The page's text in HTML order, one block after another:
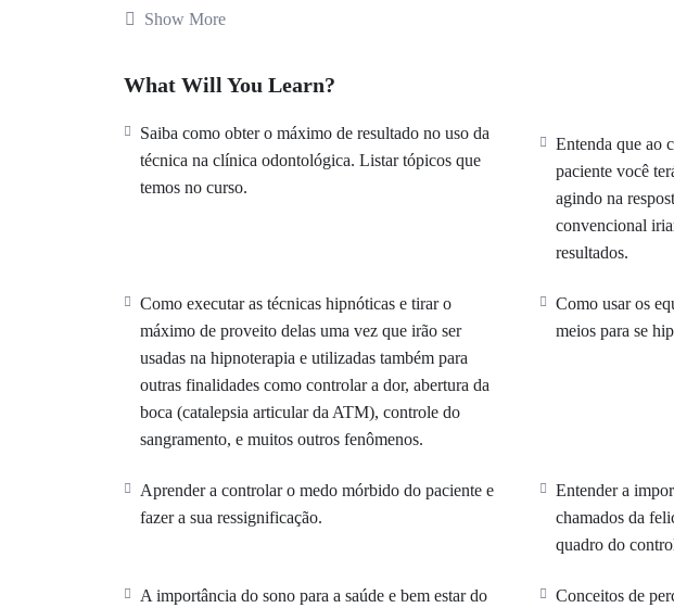
ser utilizados por uma variedade de razões diferentes. É também uma exploração
O poder da Hipnose na Prática
Essa técnica éincrívele é um grandediferencialno trabalho dos dentistas.
a realização de
suprime o uso.
? O método tambémajudaprofissionais dentistas a
? A hipnose permite que o clientediminuao estresse, ansiedade, medo, dor e a
? Muitas crianças e adolescentes e adultos possuem muito medo de “dentistas”
gerando uma fobia ou desistência. A hipnose é a melhor maneira de fazer as
Show More
What Will You Learn?
Saiba como obter o máximo de resultado no uso da
técnica na clínica odontológica. Listar tópicos que
temos no curso.
Entenda que ao
paciente você
agindo na
convencional
resultados.
Como executar as técnicas hipnóticas e tirar o
máximo de proveito delas uma vez que irão ser
usadas na hipnoterapia e utilizadas também para
outras finalidades como controlar a dor, abertura da
boca (catalepsia articular da ATM), controle do
sangramento, e muitos outros fenômenos.
Como usar os
meios para se
Aprender a controlar o medo mórbido do paciente e
fazer a sua ressignificação.
Entender a
chamados da
quadro do
A importância do sono para a saúde e bem estar do
Conceitos de